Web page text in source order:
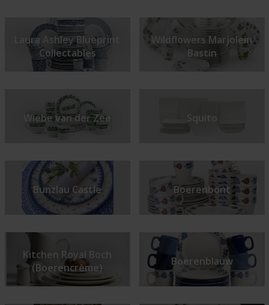
Laura Ashley Blueprint
Collectables
Wildflowers Marjolein
Bastin
Wiebe van der Zee Squito
Bunzlau Castle Boerenbont
Kitchen Royal Boch
(Boerencrème)
Boerenblauw